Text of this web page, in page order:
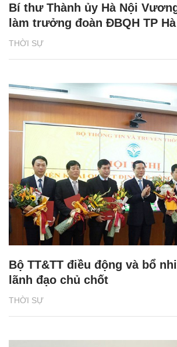
THỜI SỰ
Bí thư Thành ủy Hà Nội
làm trưởng đoàn ĐBQH TP
THỜI SỰ
Bộ TT&TT điều động và bổ
lãnh đạo chủ chốt